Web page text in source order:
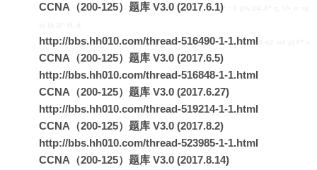
CCNA（200-125）题库 V3.0 (2017.6.1)
http://bbs.hh010.com/thread-516490-1-1.html
CCNA（200-125）题库 V3.0 (2017.6.5)
http://bbs.hh010.com/thread-516848-1-1.html
CCNA（200-125）题库 V3.0 (2017.6.27)
http://bbs.hh010.com/thread-519214-1-1.html
CCNA（200-125）题库 V3.0 (2017.8.2)
http://bbs.hh010.com/thread-523985-1-1.html
CCNA（200-125）题库 V3.0 (2017.8.14)